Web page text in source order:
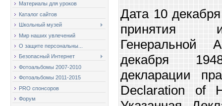
Материалы для уроков
Каталог сайтов
Школьный музей
Мир наших увлечений
О защите персональны...
Безопасный Интернет
Фотоальбомы 2007-2010
Фотоальбомы 2011-2015
PRO спонсоров
Форум
Дата 10
принятия и
декабря
декларации
Declaration of